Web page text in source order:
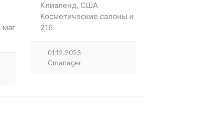
Кливленд, США
Косметические салоны и парикмахерские
216
01.12.2023
Cmanager